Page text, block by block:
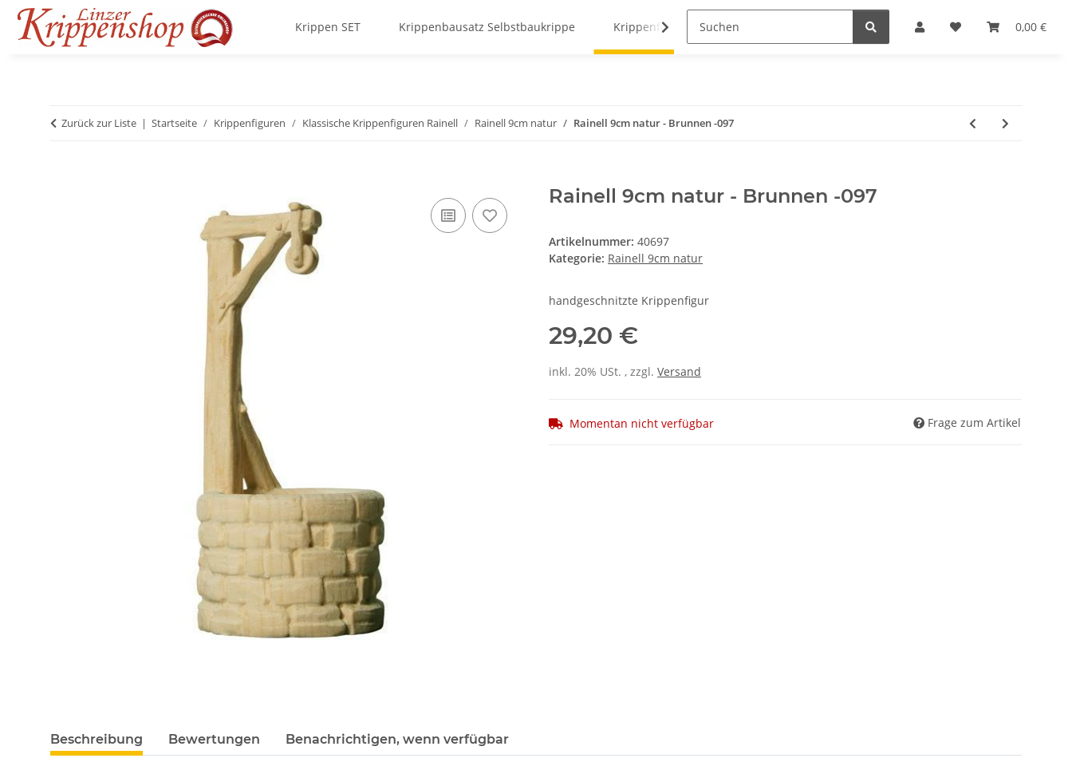
0,00 €
Krippen SET Krippenbausatz Selbstbaukrippe Krippenfiguren Krippenzubehör
Zurück zur Liste Startseite Krippenfiguren Klassische Krippenfiguren Rainell Rainell 9cm natur Rainell 9cm natur - Brunnen -097
Rainell 9cm natur - Brunnen -097
Artikelnummer: 40697
Kategorie: Rainell 9cm natur
handgeschnitzte Krippenfigur
29,20 €
inkl. 20% USt. , zzgl. Versand
Momentan nicht verfügbar Frage zum Artikel
Beschreibung Bewertungen Benachrichtigen, wenn verfügbar